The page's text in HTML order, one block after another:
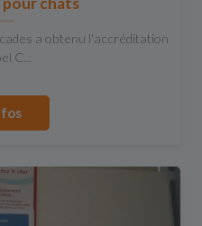
a obtenu l'accréditation
C...